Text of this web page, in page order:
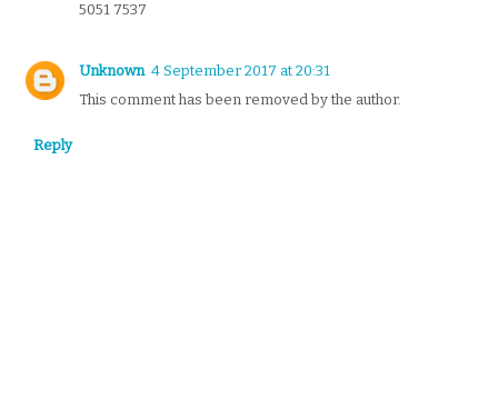
5051 7537
Unknown 4 September 2017 at 20:31
This comment has been removed by the author.
Reply